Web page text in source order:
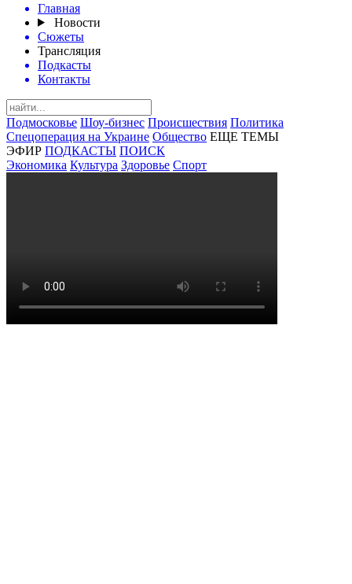
Главная
Новости
Сюжеты
Трансляция
Подкасты
Контакты
Подмосковье Шоу-бизнес Происшествия Политика
Спецоперация на Украине Общество ЕЩЕ ТЕМЫ
ЭФИР ПОДКАСТЫ ПОИСК
Экономика Культура Здоровье Спорт